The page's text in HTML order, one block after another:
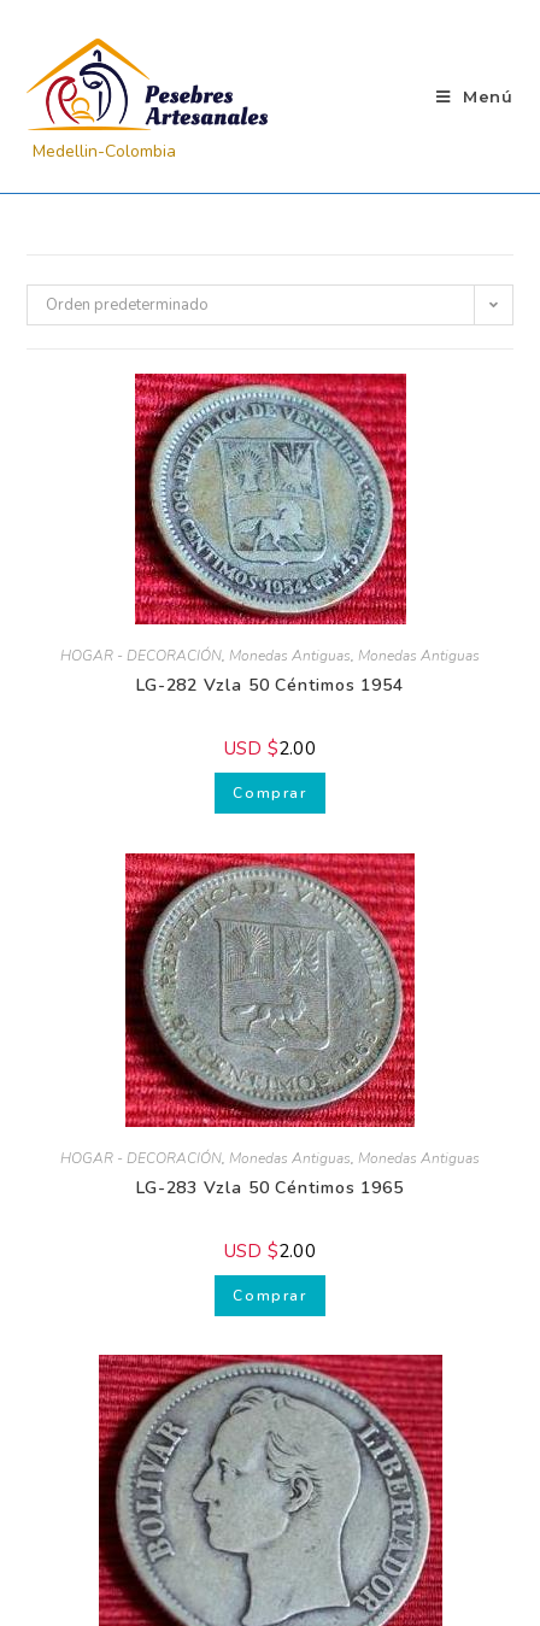
Menú
Orden predeterminado
HOGAR - DECORACIÓN,Monedas Antiguas,Monedas Antiguas
LG-282 Vzla 50 Céntimos 1954
USD $2.00
Comprar
HOGAR - DECORACIÓN,Monedas Antiguas,Monedas Antiguas
LG-283 Vzla 50 Céntimos 1965
USD $2.00
Comprar